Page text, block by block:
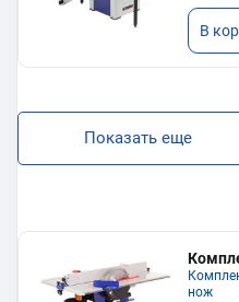
В
Показать еще
нож